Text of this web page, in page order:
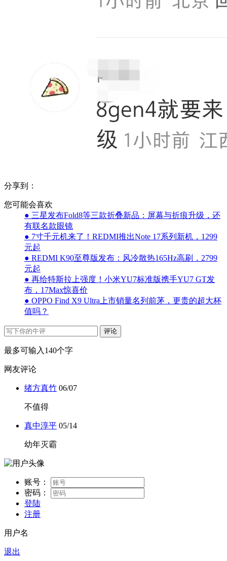
分享到：
您可能会喜欢
● 三星发布Fold8等三款折叠新品：屏幕与折痕升级，还
有联名款眼镜
● 7寸千元机来了！REDMI推出Note 17系列新机，1299
元起
● REDMI K90至尊版发布：风冷散热165Hz高刷，2799
元起
● 再给特斯拉上强度！小米YU7标准版携手YU7 GT发
布，17Max惊喜价
● OPPO Find X9 Ultra上市销量名列前茅，更贵的超大杯
值吗？
评论
最多可输入140个字
网友评论
绪方真竹 06/07
不值得
真中淳平 05/14
幼年灭霸
账号：
密码：
登陆
注册
用户名
退出